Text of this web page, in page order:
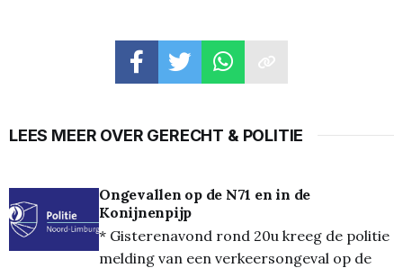
LEES MEER OVER GERECHT & POLITIE
Ongevallen op de N71 en in de
Konijnenpijp
* Gisterenavond rond 20u kreeg de politie
melding van een verkeersongeval op de